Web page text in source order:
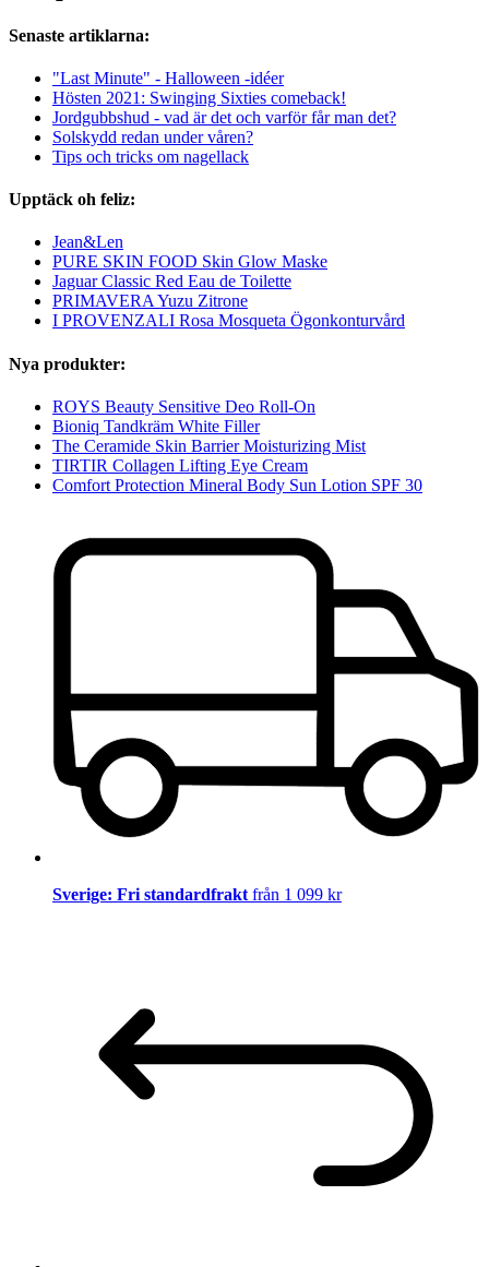
Senaste artiklarna:
"Last Minute" - Halloween -idéer
Hösten 2021: Swinging Sixties comeback!
Jordgubbshud - vad är det och varför får man det?
Solskydd redan under våren?
Tips och tricks om nagellack
Upptäck oh feliz:
Jean&Len
PURE SKIN FOOD Skin Glow Maske
Jaguar Classic Red Eau de Toilette
PRIMAVERA Yuzu Zitrone
I PROVENZALI Rosa Mosqueta Ögonkonturvård
Nya produkter:
ROYS Beauty Sensitive Deo Roll-On
Bioniq Tandkräm White Filler
The Ceramide Skin Barrier Moisturizing Mist
TIRTIR Collagen Lifting Eye Cream
Comfort Protection Mineral Body Sun Lotion SPF 30
Sverige: Fri standardfrakt från 1 099 kr